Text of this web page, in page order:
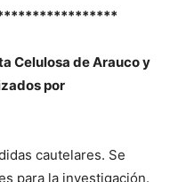
Celulosa de Arauco y
por
cautelares. Se
para la investigación.